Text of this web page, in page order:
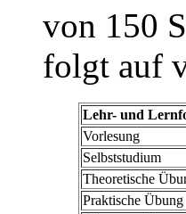
von 150
folgt auf
Lehr- und
Vorlesung
Selbststudium
Theoretische
Praktische Übung